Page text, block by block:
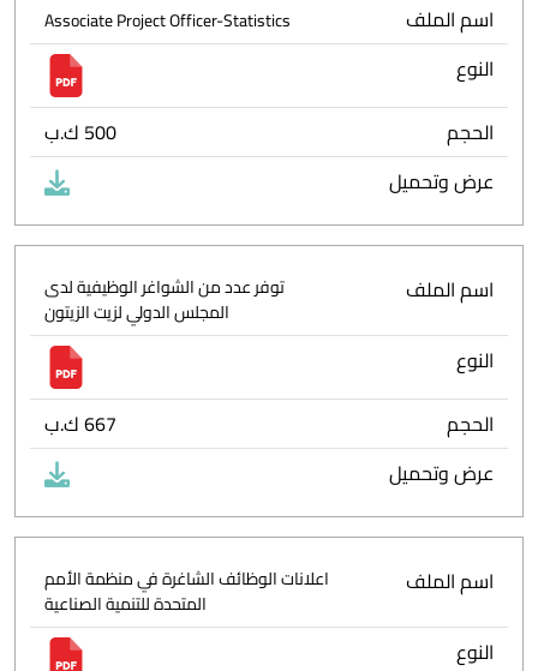
اسم الملف Associate Project Officer-Statistics
النوع
الحجم
500 ك.ب
عرض وتحميل
اسم الملف
توفر عدد من الشواغر الوظيفية لدى
المجلس الدولي لزيت الزيتون
النوع
الحجم
667 ك.ب
عرض وتحميل
اسم الملف
اعلانات الوظائف الشاغرة في منظمة الأمم
المتحدة للتنمية الصناعية
النوع